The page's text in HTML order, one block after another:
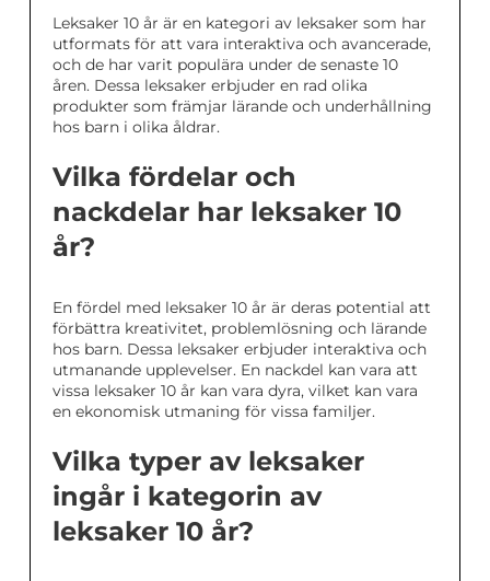
Leksaker 10 år är en kategori av leksaker som har
utformats för att vara interaktiva och avancerade,
och de har varit populära under de senaste 10
åren. Dessa leksaker erbjuder en rad olika
produkter som främjar lärande och underhållning
hos barn i olika åldrar.
Vilka fördelar och
nackdelar har leksaker 10
år?
En fördel med leksaker 10 år är deras potential att
förbättra kreativitet, problemlösning och lärande
hos barn. Dessa leksaker erbjuder interaktiva och
utmanande upplevelser. En nackdel kan vara att
vissa leksaker 10 år kan vara dyra, vilket kan vara
en ekonomisk utmaning för vissa familjer.
Vilka typer av leksaker
ingår i kategorin av
leksaker 10 år?